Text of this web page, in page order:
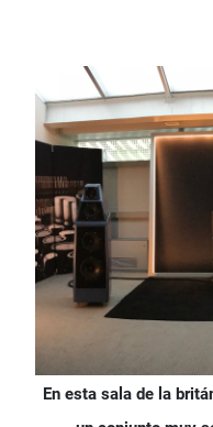
En esta sala de la